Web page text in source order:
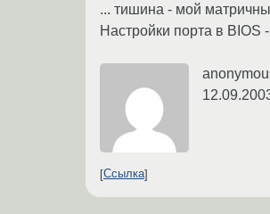
... тишина - мой
Настройки порта в BIOS
Ссылка